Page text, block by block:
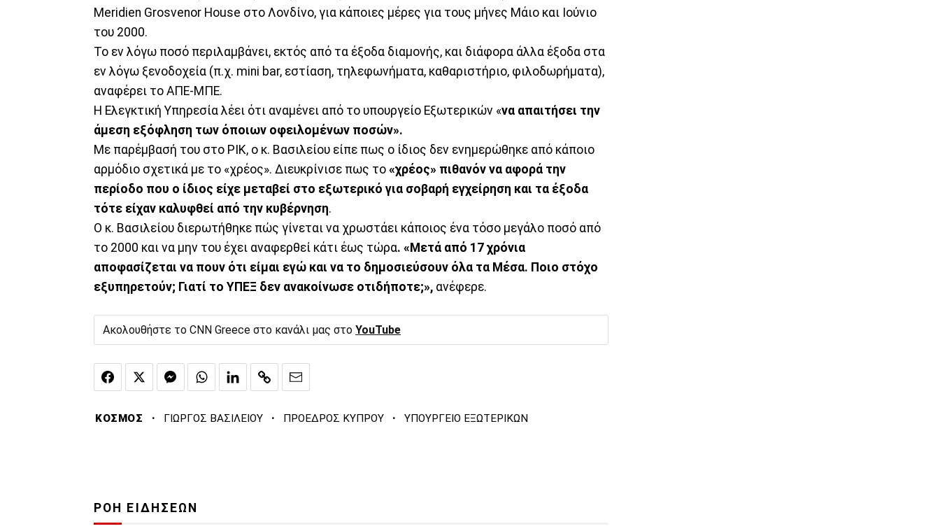
Meridien Grosvenor House στο Λονδίνο, για κάποιες μέρες για τους μήνες Μάιο και Ιούνιο
του 2000.
Το εν λόγω ποσό περιλαμβάνει, εκτός από τα έξοδα διαμονής, και διάφορα άλλα έξοδα στα
εν λόγω ξενοδοχεία (π.χ. mini bar, εστίαση, τηλεφωνήματα, καθαριστήριο, φιλοδωρήματα),
αναφέρει το ΑΠΕ-ΜΠΕ.
Η Ελεγκτική Υπηρεσία λέει ότι αναμένει από το υπουργείο Εξωτερικών «να απαιτήσει την
άμεση εξόφληση των όποιων οφειλομένων ποσών».
Με παρέμβασή του στο ΡΙΚ, ο κ. Βασιλείου είπε πως ο ίδιος δεν ενημερώθηκε από κάποιο
αρμόδιο σχετικά με το «χρέος». Διευκρίνισε πως το «χρέος» πιθανόν να αφορά την
περίοδο που ο ίδιος είχε μεταβεί στο εξωτερικό για σοβαρή εγχείρηση και τα έξοδα
τότε είχαν καλυφθεί από την κυβέρνηση.
Ο κ. Βασιλείου διερωτήθηκε πώς γίνεται να χρωστάει κάποιος ένα τόσο μεγάλο ποσό από
το 2000 και να μην του έχει αναφερθεί κάτι έως τώρα. «Μετά από 17 χρόνια
αποφασίζεται να πουν ότι είμαι εγώ και να το δημοσιεύσουν όλα τα Μέσα. Ποιο στόχο
εξυπηρετούν; Γιατί το ΥΠΕΞ δεν ανακοίνωσε οτιδήποτε;», ανέφερε.
Ακολουθήστε το CNN Greece στο κανάλι μας στο YouTube
ΚΟΣΜΟΣ · ΓΙΩΡΓΟΣ ΒΑΣΙΛΕΙΟΥ · ΠΡΟΕΔΡΟΣ ΚΥΠΡΟΥ · ΥΠΟΥΡΓΕΙΟ ΕΞΩΤΕΡΙΚΩΝ
ΡΟΗ ΕΙΔΗΣΕΩΝ